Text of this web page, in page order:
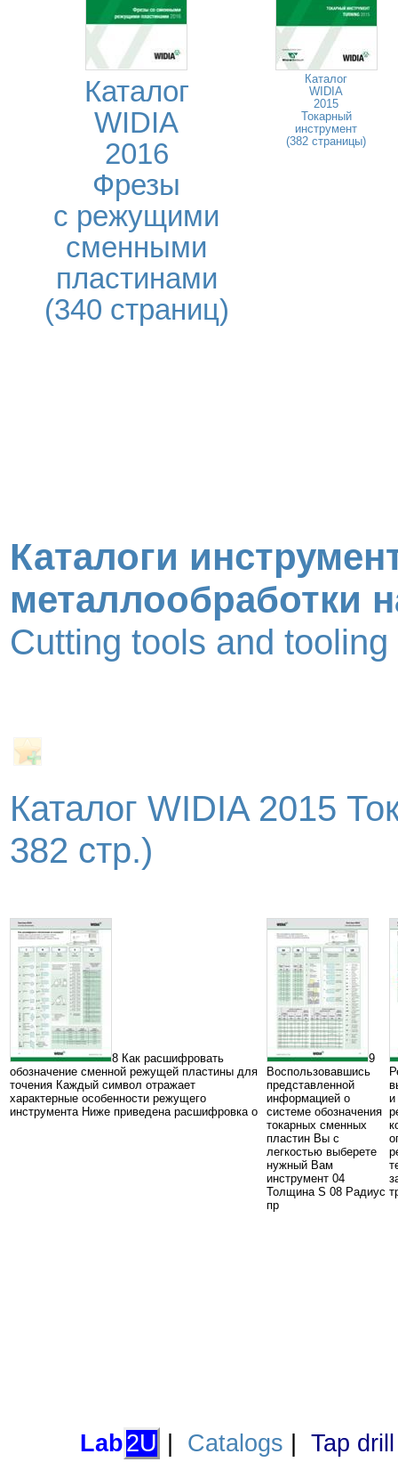
Каталог
WIDIA
2016
Фрезы
с режущими
сменными
пластинами
(340 страниц)
Каталог
WIDIA
2015
Токарный
инструмент
(382 страницы)
Каталоги
металлообработки
Cutting tools and
Каталог WIDIA 2015
382 стр.)
8 Как расшифровать
обозначение сменной режущей пластины для
точения Каждый символ отражает
характерные особенности режущего
инструмента Ниже приведена расшифровка о
9
Воспользовавшись
представленной
информацией о
системе обозначения
токарных сменных
пластин Вы с
легкостью выберете
нужный Вам
инструмент 04
Толщина S 08 Радиус
пр
и
Lab2U Catalogs Tap